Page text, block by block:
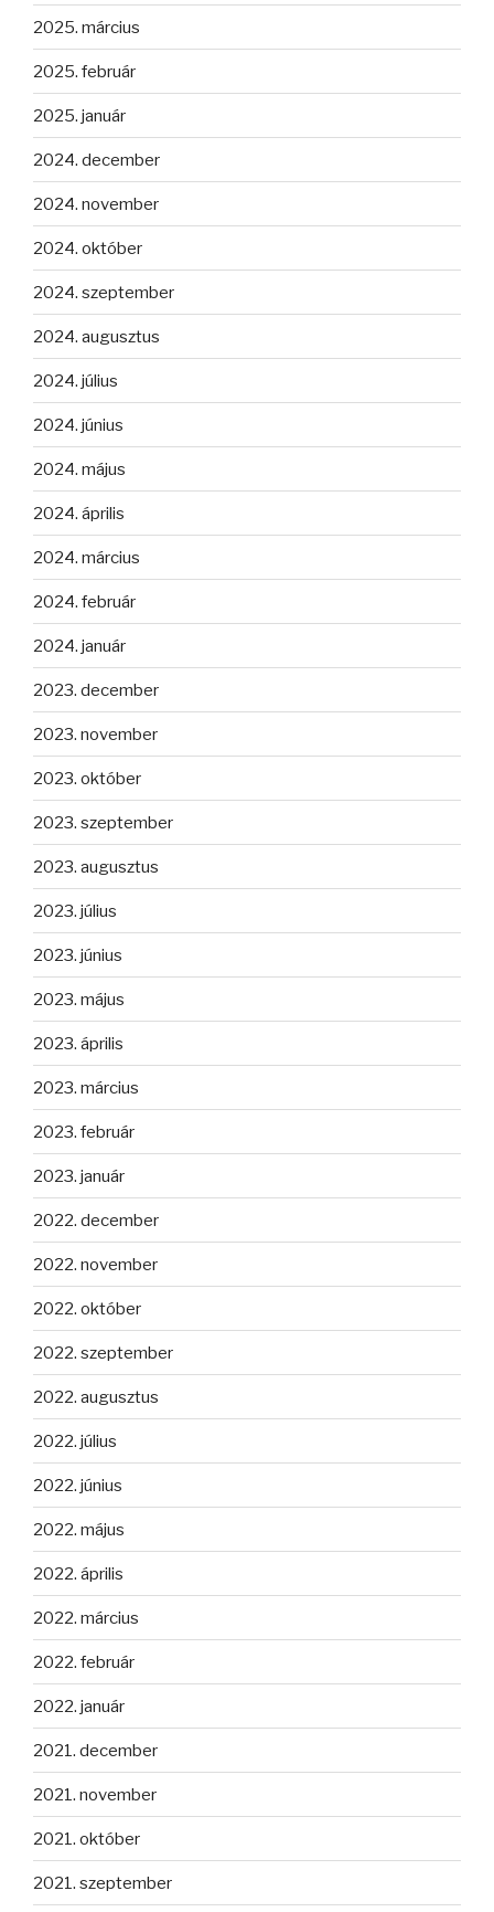
2025. március
2025. február
2025. január
2024. december
2024. november
2024. október
2024. szeptember
2024. augusztus
2024. július
2024. június
2024. május
2024. április
2024. március
2024. február
2024. január
2023. december
2023. november
2023. október
2023. szeptember
2023. augusztus
2023. július
2023. június
2023. május
2023. április
2023. március
2023. február
2023. január
2022. december
2022. november
2022. október
2022. szeptember
2022. augusztus
2022. július
2022. június
2022. május
2022. április
2022. március
2022. február
2022. január
2021. december
2021. november
2021. október
2021. szeptember